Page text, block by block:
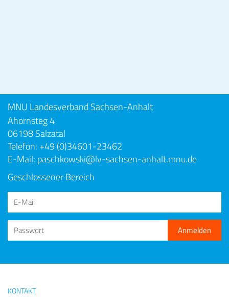
MNU Landesverband Sachsen-Anhalt
Ahornsteg 4
06198 Salzatal
Telefon: +49 (0)34601-23462
E-Mail: paschkowski@lv-sachsen-anhalt.mnu.de
Geschlossener Bereich
KONTAKT